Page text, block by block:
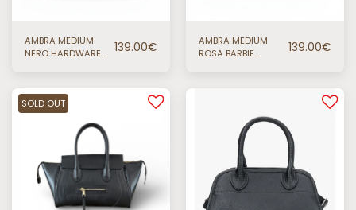
AMBRA MEDIUM
NERO HARDWARE
139.00€
AMBRA MEDIUM
ROSA BARBIE
139.00€
SOLD OUT